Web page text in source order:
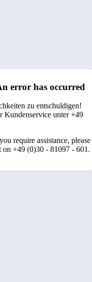
error has occurred
zu entschuldigen!
Kundenservice unter +49
require assistance, please
on +49 (0)30 - 81097 - 601.